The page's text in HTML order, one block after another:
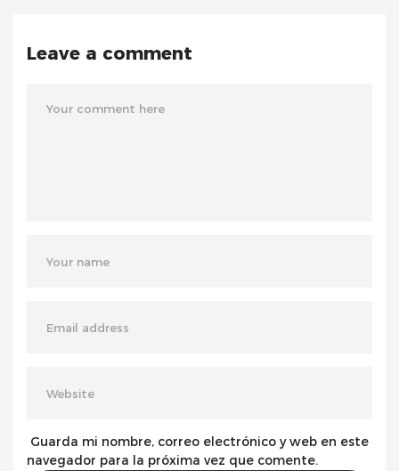
Leave a comment
Guarda mi nombre, correo electrónico y web en este
navegador para la próxima vez que comente.